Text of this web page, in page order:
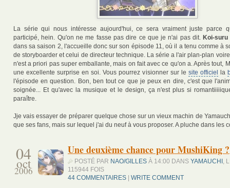
La série qui nous intéresse aujourd'hui, ce sera vraiment juste parce
participé, hein. Qu'on ne me fasse pas dire ce que je n'ai pas dit. Koi-
dans sa saison 2, l'accueille donc sur son épisode 11, où il a tenu comme à
de storyboarder et celui de directeur technique. La série a l'air plan-plan
n'est a priori pas super emballante, mais on fait avec ce qu'on a. Après tout,
une excellente surprise en soi. Vous pourrez visionner sur le site officiel la
l'épisode en question. Bon, ben tout ce que je peux en dire, c'est que
soignée... Et qu'avec la musique et le design, ça n'est plus si
paraître.
Jje vais essayer de préparer quelque chose sur un vieux machin de
que ses fans, mais sur lequel j'ai du neuf à vous proposer. A pluche dans les
04
oct
2006
Une deuxième chance pour MushiKing ?
POSTÉ PAR NAO/GILLES À 14:00 DANS YAMAUCHI ,
115944 FOIS
44 COMMENTAIRES | WRITE COMMENT